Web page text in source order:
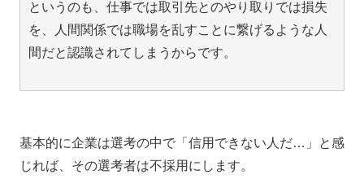
というのも、仕事では取引先とのやり取りでは損失
を、人間関係では職場を乱すことに繋げるような人
間だと認識されてしまうからです。
基本的に企業は選考の中で「信用できない人だ…」と感
じれば、その選考者は不採用にします。